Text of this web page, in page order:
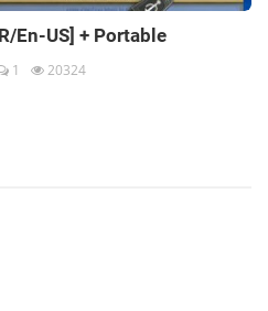
En-US] + Portable
1 20324